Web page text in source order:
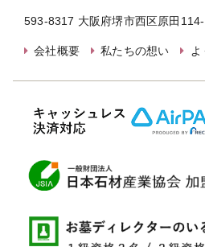
593-8317 大阪府堺市西区原田114-
会社概要 私たちの想い